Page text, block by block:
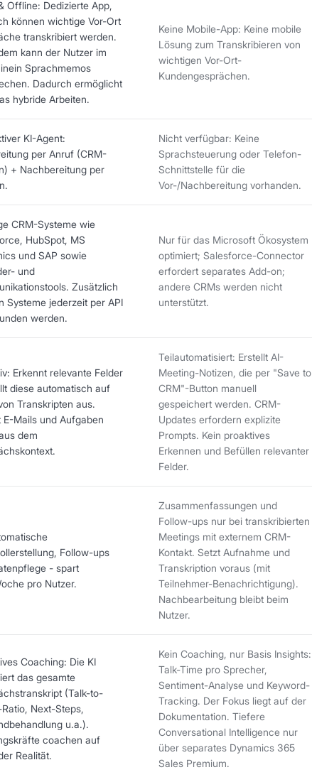
Offline: Dedizierte App,
können wichtige Vor-Ort
transkribiert werden.
kann der Nutzer im
Sprachmemos
Dadurch ermöglicht
hybride Arbeiten.
Keine Mobile-App: Keine mobile
Lösung zum Transkribieren von
wichtigen Vor-Ort-
Kundengesprächen.
KI-Agent:
per Anruf (CRM-
+ Nachbereitung per
Nicht verfügbar: Keine
Sprachsteuerung oder Telefon-
Schnittstelle für die
Vor-/Nachbereitung vorhanden.
CRM-Systeme wie
HubSpot, MS
und SAP sowie
und
Zusätzlich
Systeme jederzeit per API
werden.
Nur für das Microsoft Ökosystem
optimiert; Salesforce-Connector
erfordert separates Add-on;
andere CRMs werden nicht
unterstützt.
Erkennt relevante Felder
diese automatisch auf
Transkripten aus.
E-Mails und Aufgaben
dem
Teilautomatisiert: Erstellt AI-
Meeting-Notizen, die per "Save to
CRM"-Button manuell
gespeichert werden. CRM-
Updates erfordern explizite
Prompts. Kein proaktives
Erkennen und Befüllen relevanter
Felder.
Follow-ups
- spart
pro Nutzer.
Zusammenfassungen und
Follow-ups nur bei transkribierten
Meetings mit externem CRM-
Kontakt. Setzt Aufnahme und
Transkription voraus (mit
Teilnehmer-Benachrichtigung).
Nachbearbeitung bleibt beim
Nutzer.
Coaching: Die KI
das gesamte
(Talk-to-
Next-Steps,
u.a.).
coachen auf
Realität.
Kein Coaching, nur Basis Insights:
Talk-Time pro Sprecher,
Sentiment-Analyse und Keyword-
Tracking. Der Fokus liegt auf der
Dokumentation. Tiefere
Conversational Intelligence nur
über separates Dynamics 365
Sales Premium.